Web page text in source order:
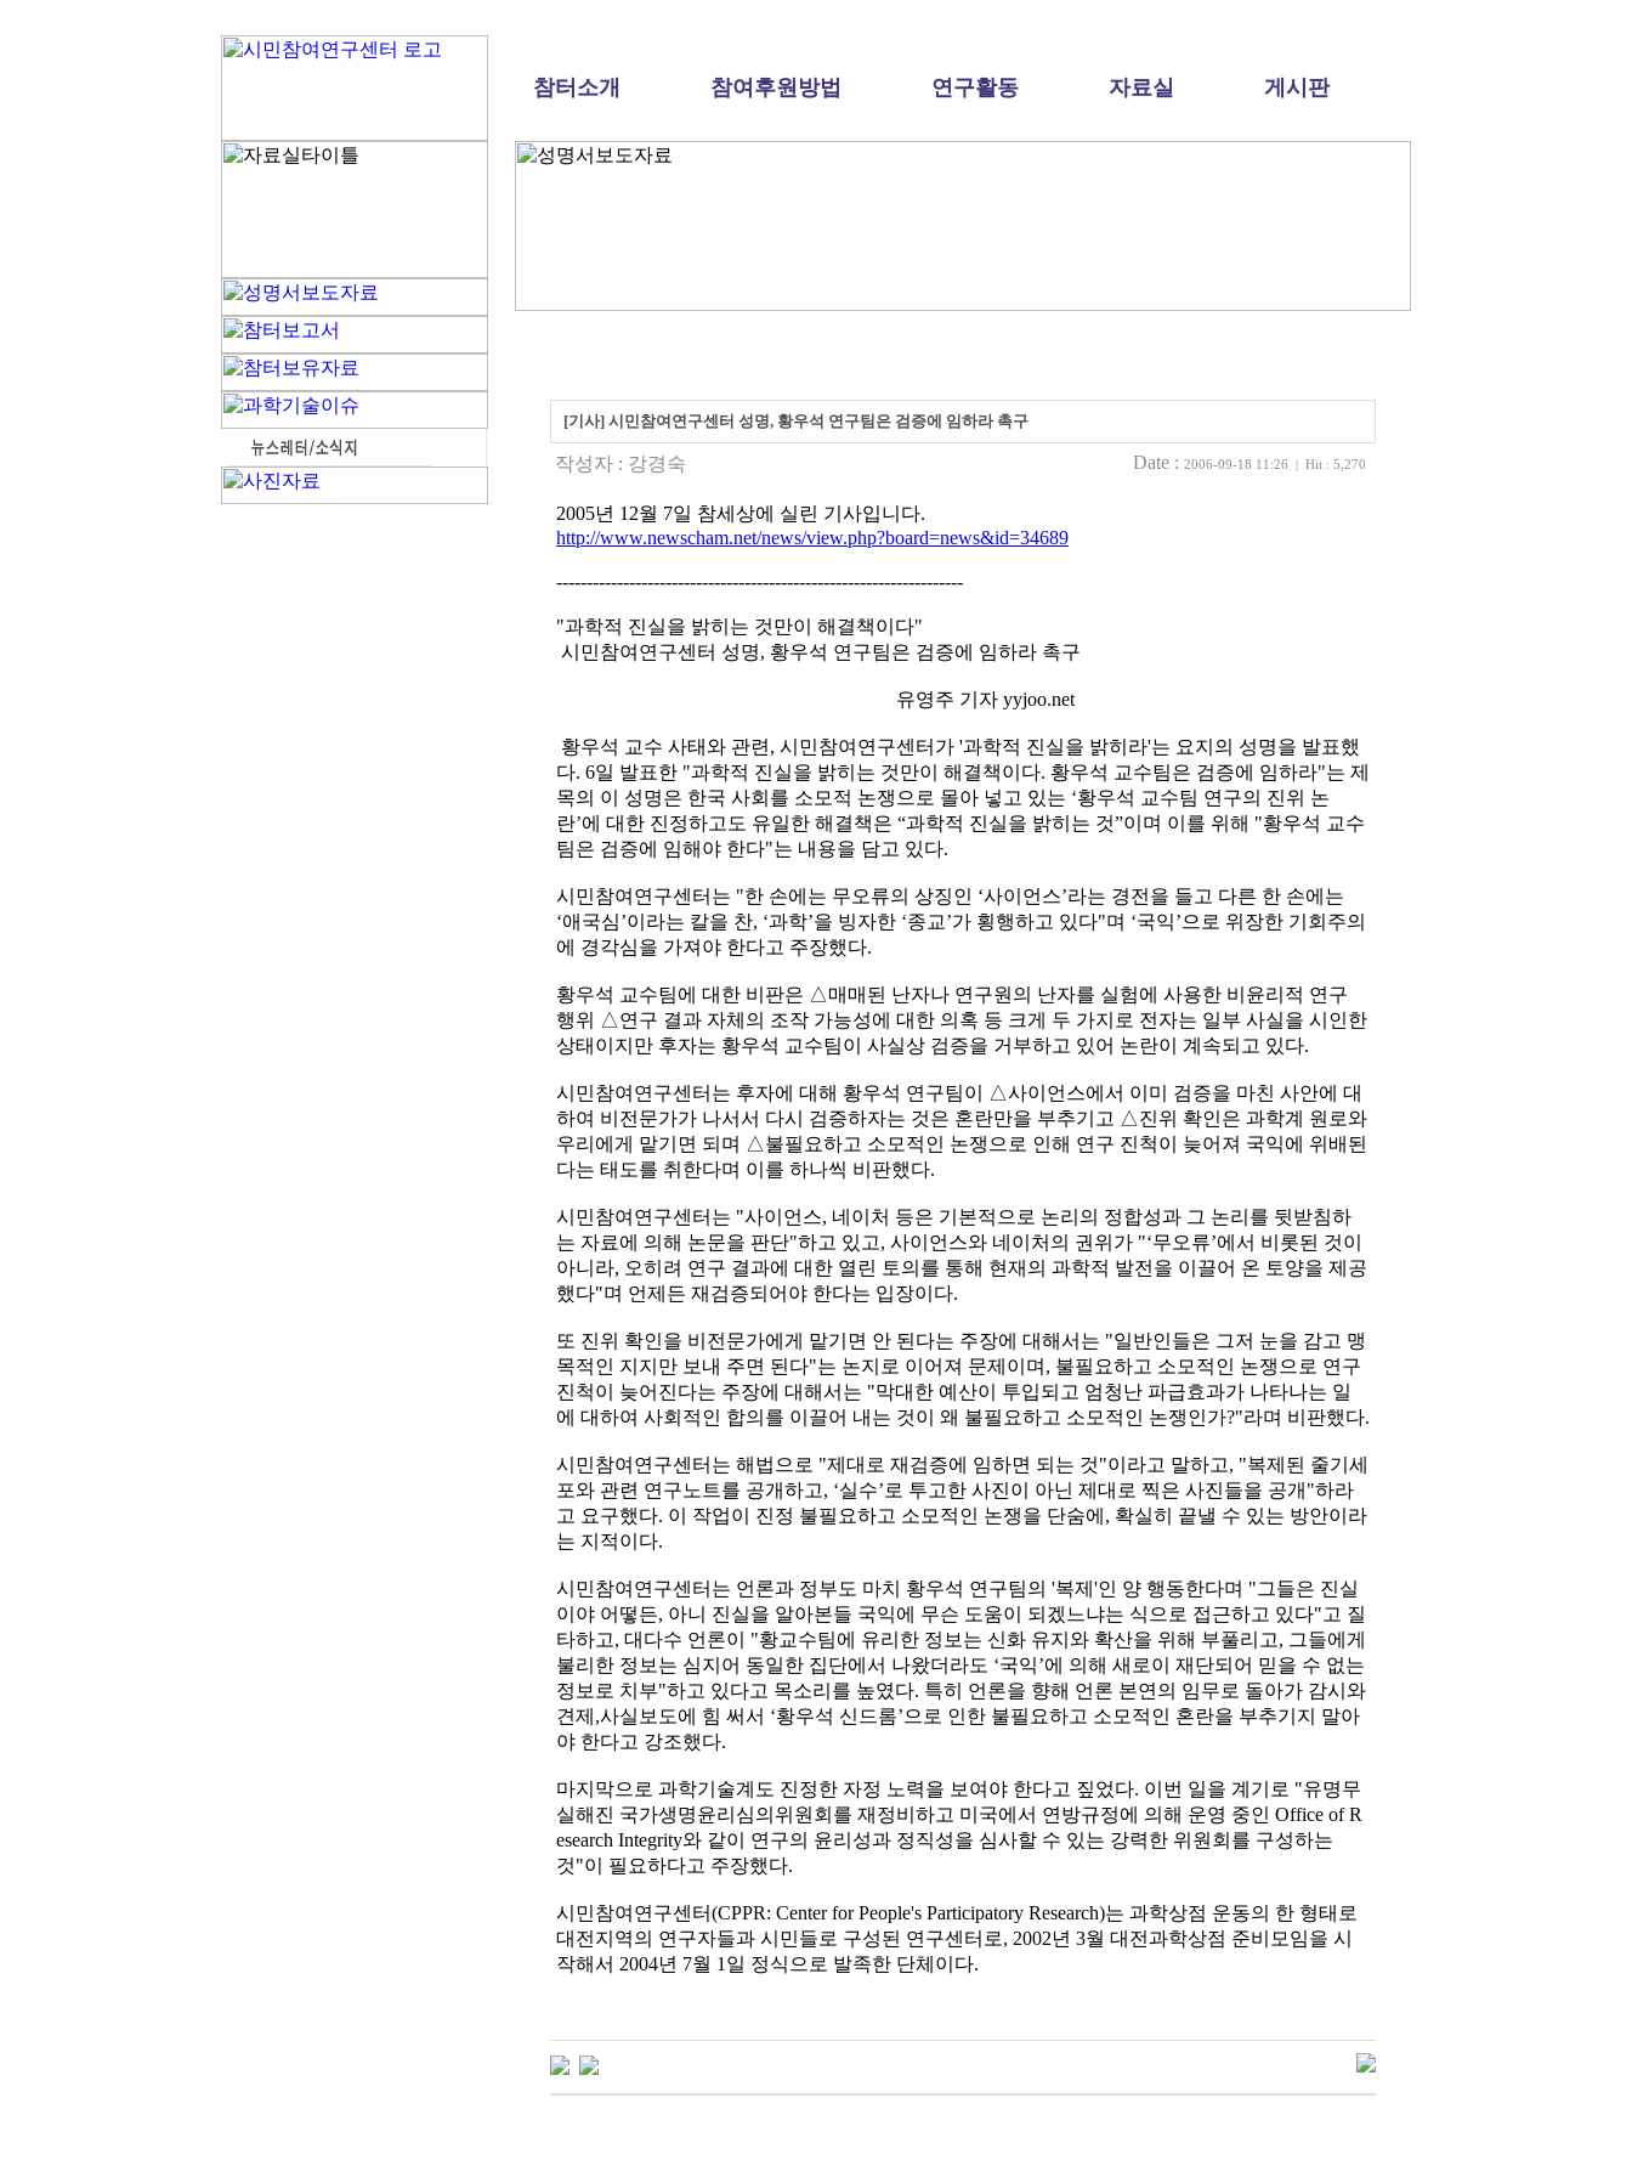
참터소개 참여후원방법 연구활동 자료실 게시판
[기사] 시민참여연구센터 성명, 황우석 연구팀은 검증에 임하라 촉구
작성자 : 강경숙 Date : 2006-09-18 11:26 | Hit : 5,270
2005년 12월 7일 참세상에 실린 기사입니다.
http://www.newscham.net/news/view.php?board=news&id=34689
-------------------------------------------------------------------
"과학적 진실을 밝히는 것만이 해결책이다"
시민참여연구센터 성명, 황우석 연구팀은 검증에 임하라 촉구
유영주 기자 yyjoo.net
황우석 교수 사태와 관련, 시민참여연구센터가 '과학적 진실을 밝히라'는 요지의 성명을 발표했
다. 6일 발표한 "과학적 진실을 밝히는 것만이 해결책이다. 황우석 교수팀은 검증에 임하라"는 제
목의 이 성명은 한국 사회를 소모적 논쟁으로 몰아 넣고 있는 ‘황우석 교수팀 연구의 진위 논
란’에 대한 진정하고도 유일한 해결책은 “과학적 진실을 밝히는 것”이며 이를 위해 "황우석 교수
팀은 검증에 임해야 한다"는 내용을 담고 있다.
시민참여연구센터는 "한 손에는 무오류의 상징인 ‘사이언스’라는 경전을 들고 다른 한 손에는
‘애국심’이라는 칼을 찬, ‘과학’을 빙자한 ‘종교’가 횡행하고 있다"며 ‘국익’으로 위장한 기회주의
에 경각심을 가져야 한다고 주장했다.
황우석 교수팀에 대한 비판은 △매매된 난자나 연구원의 난자를 실험에 사용한 비윤리적 연구
행위 △연구 결과 자체의 조작 가능성에 대한 의혹 등 크게 두 가지로 전자는 일부 사실을 시인한
상태이지만 후자는 황우석 교수팀이 사실상 검증을 거부하고 있어 논란이 계속되고 있다.
시민참여연구센터는 후자에 대해 황우석 연구팀이 △사이언스에서 이미 검증을 마친 사안에 대
하여 비전문가가 나서서 다시 검증하자는 것은 혼란만을 부추기고 △진위 확인은 과학계 원로와
우리에게 맡기면 되며 △불필요하고 소모적인 논쟁으로 인해 연구 진척이 늦어져 국익에 위배된
다는 태도를 취한다며 이를 하나씩 비판했다.
시민참여연구센터는 "사이언스, 네이처 등은 기본적으로 논리의 정합성과 그 논리를 뒷받침하
는 자료에 의해 논문을 판단"하고 있고, 사이언스와 네이처의 권위가 "‘무오류’에서 비롯된 것이
아니라, 오히려 연구 결과에 대한 열린 토의를 통해 현재의 과학적 발전을 이끌어 온 토양을 제공
했다"며 언제든 재검증되어야 한다는 입장이다.
또 진위 확인을 비전문가에게 맡기면 안 된다는 주장에 대해서는 "일반인들은 그저 눈을 감고 맹
목적인 지지만 보내 주면 된다"는 논지로 이어져 문제이며, 불필요하고 소모적인 논쟁으로 연구
진척이 늦어진다는 주장에 대해서는 "막대한 예산이 투입되고 엄청난 파급효과가 나타나는 일
에 대하여 사회적인 합의를 이끌어 내는 것이 왜 불필요하고 소모적인 논쟁인가?"라며 비판했다.
시민참여연구센터는 해법으로 "제대로 재검증에 임하면 되는 것"이라고 말하고, "복제된 줄기세
포와 관련 연구노트를 공개하고, ‘실수’로 투고한 사진이 아닌 제대로 찍은 사진들을 공개"하라
고 요구했다. 이 작업이 진정 불필요하고 소모적인 논쟁을 단숨에, 확실히 끝낼 수 있는 방안이라
는 지적이다.
시민참여연구센터는 언론과 정부도 마치 황우석 연구팀의 '복제'인 양 행동한다며 "그들은 진실
이야 어떻든, 아니 진실을 알아본들 국익에 무슨 도움이 되겠느냐는 식으로 접근하고 있다"고 질
타하고, 대다수 언론이 "황교수팀에 유리한 정보는 신화 유지와 확산을 위해 부풀리고, 그들에게
불리한 정보는 심지어 동일한 집단에서 나왔더라도 ‘국익’에 의해 새로이 재단되어 믿을 수 없는
정보로 치부"하고 있다고 목소리를 높였다. 특히 언론을 향해 언론 본연의 임무로 돌아가 감시와
견제,사실보도에 힘 써서 ‘황우석 신드롬’으로 인한 불필요하고 소모적인 혼란을 부추기지 말아
야 한다고 강조했다.
마지막으로 과학기술계도 진정한 자정 노력을 보여야 한다고 짚었다. 이번 일을 계기로 "유명무
실해진 국가생명윤리심의위원회를 재정비하고 미국에서 연방규정에 의해 운영 중인 Office of R
esearch Integrity와 같이 연구의 윤리성과 정직성을 심사할 수 있는 강력한 위원회를 구성하는
것"이 필요하다고 주장했다.
시민참여연구센터(CPPR: Center for People's Participatory Research)는 과학상점 운동의 한 형태로
대전지역의 연구자들과 시민들로 구성된 연구센터로, 2002년 3월 대전과학상점 준비모임을 시
작해서 2004년 7월 1일 정식으로 발족한 단체이다.